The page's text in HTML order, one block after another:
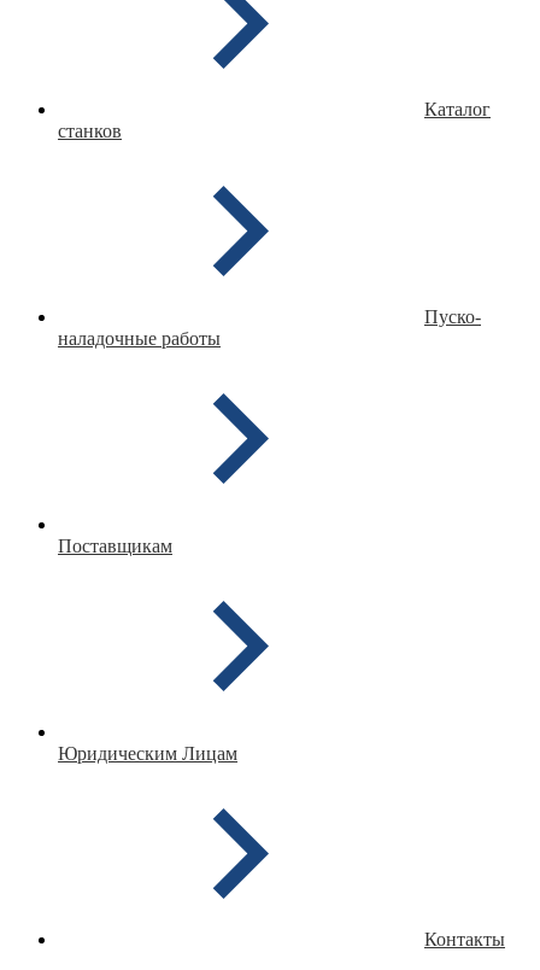
Каталог
станков
Пуско-
наладочные работы
Поставщикам
Юридическим Лицам
Контакты